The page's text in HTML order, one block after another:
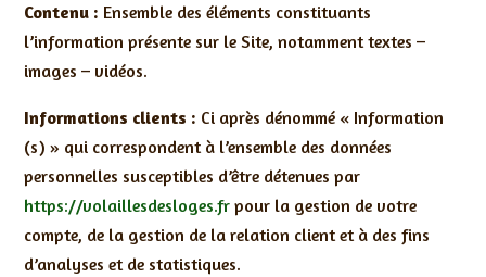
Contenu : Ensemble des éléments constituants
l’information présente sur le Site, notamment textes –
images – vidéos.
Informations clients : Ci après dénommé « Information
(s) » qui correspondent à l’ensemble des données
personnelles susceptibles d’être détenues par
https://volaillesdesloges.frpour la gestion de votre
compte, de la gestion de la relation client et à des fins
d’analyses et de statistiques.